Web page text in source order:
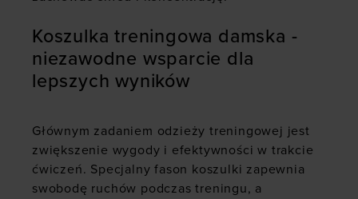
Koszulka treningowa damska -
niezawodne wsparcie dla
lepszych wyników
Głównym zadaniem odzieży treningowej jest
zwiększenie wygody i efektywności w trakcie
ćwiczeń. Specjalny fason koszulki zapewnia
swobodę ruchów podczas treningu, a